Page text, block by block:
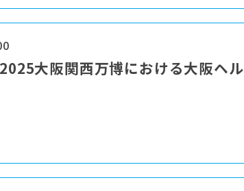
大阪関西万博における大阪ヘル